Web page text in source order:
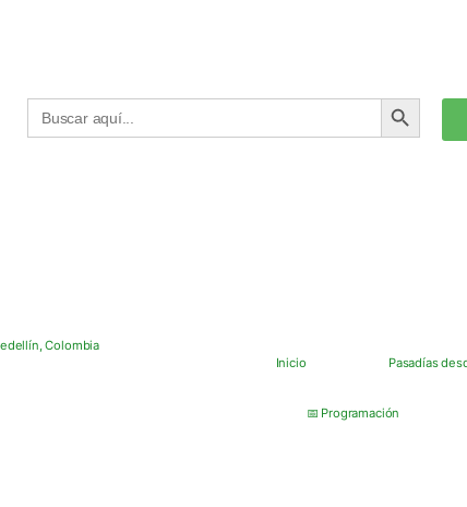
Buscar: BOTÓN DE
Inicio Pasadías
📅 Programación